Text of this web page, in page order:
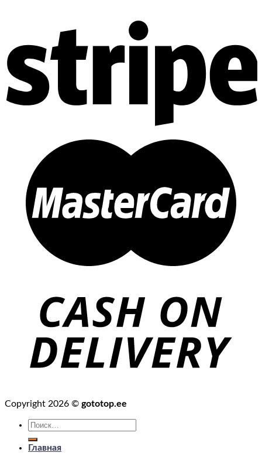
Copyright 2026 © gototop.ee
Искать:
Главная